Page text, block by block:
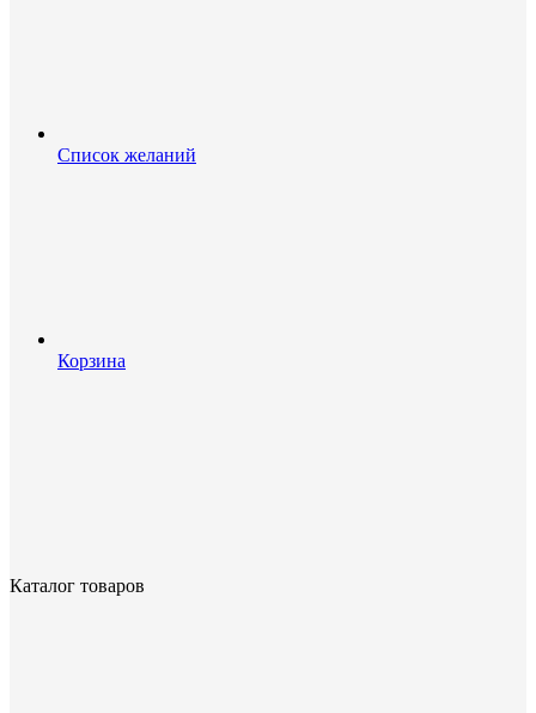
Список желаний
Корзина
Каталог товаров